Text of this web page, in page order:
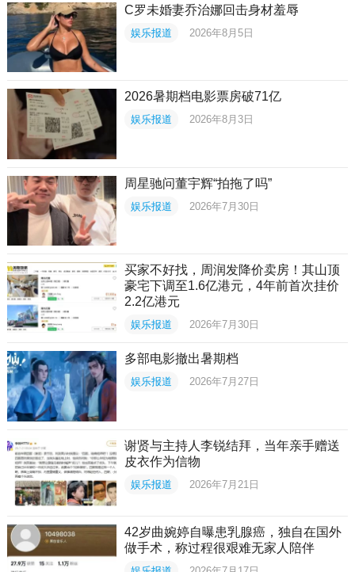
C罗未婚妻乔治娜回击身材羞辱
娱乐报道 2026年8月5日
2026暑期档电影票房破71亿
娱乐报道 2026年8月3日
周星驰问董宇辉“拍拖了吗”
娱乐报道 2026年7月30日
买家不好找，周润发降价卖房！其山顶
豪宅下调至1.6亿港元，4年前首次挂价
2.2亿港元
娱乐报道 2026年7月30日
多部电影撤出暑期档
娱乐报道 2026年7月27日
谢贤与主持人李锐结拜，当年亲手赠送
皮衣作为信物
娱乐报道 2026年7月21日
42岁曲婉婷自曝患乳腺癌，独自在国外
做手术，称过程很艰难无家人陪伴